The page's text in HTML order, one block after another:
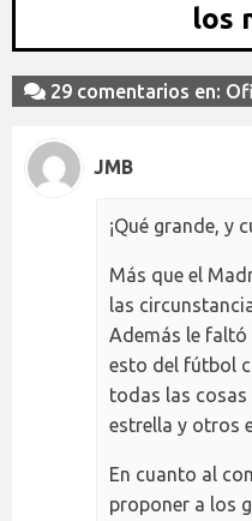
los
29 comentarios en:
JMB
¡Qué grande, y
Más que el
las
Además le faltó
esto del fútbol
todas las cosas
estrella y otros
En cuanto al
proponer a los